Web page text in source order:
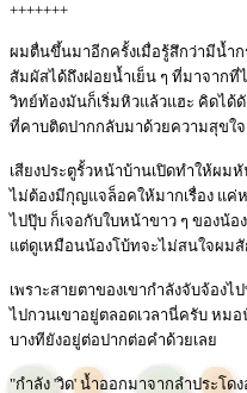
+++++++
ผมตื่นขึ้นมาอีกครั้งเมื่อรู้สึกว่ามีน้ำก
สัมผัสได้ถึงฝอยน้ำเย็น ๆ ที่มาจาก
วิทย์ท้องมันก็เริ่มหิวแล้วแฮะ คิดไ
ที่คาบติดปากกลับมาด้วยความสุขใจ
เสียงประตูรั้วหน้าบ้านเปิดทำให้ผม
ไม่ต้องมีกุญแจล็อคให้มากเรื่อง แค่
ไปปุ๊บ ก็เจอกับใบหน้าขาว ๆ ของน้อ
แต่ดูเหมือนน้องโบ้ทจะไม่สนใจผมสั
เพราะสายตาของเขากำลังจับจ้อ
ไปกวนเขาอยู่ตลอดเวลานี่ครับ หม
บางทียังอยู่ต่อปากต่อคำด้วยเลย
"กำลัง 'วิด' น้ำออกมาจากลำประโ